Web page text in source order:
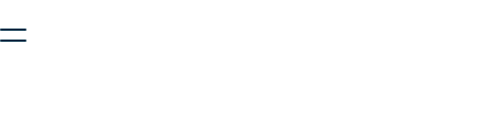
безопасную работу с сайтом. Пожалуйста